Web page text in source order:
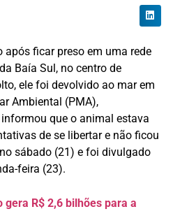
ficar preso em uma rede
Baía Sul, no centro de
ele foi devolvido ao mar em
Ambiental (PMA),
que o animal estava
de se libertar e não ficou
sábado (21) e foi divulgado
feira (23).
gera R$ 2,6 bilhões para a